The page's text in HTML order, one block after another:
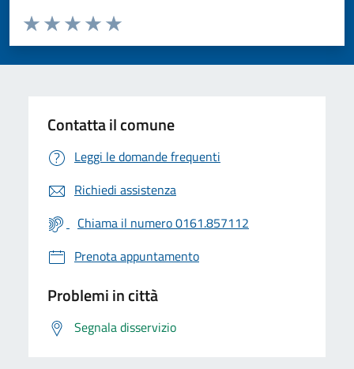
Valuta da 1 a 5 stelle la pagina
Valuta 5 stelle su 5
Valuta 4 stelle su 5
Valuta 3 stelle su 5
Valuta 2 stelle su 5
Valuta 1 stelle su 5
Contatta il comune
Leggi le domande frequenti
Richiedi assistenza
Chiama il numero 0161.857112
Prenota appuntamento
Problemi in città
Segnala disservizio